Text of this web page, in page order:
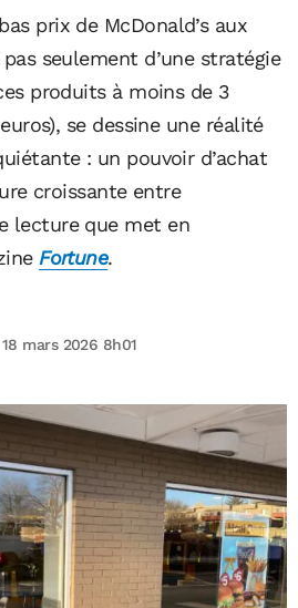
prix de McDonald’s aux
seulement d’une stratégie
produits à moins de 3
se dessine une réalité
: un pouvoir d’achat
croissante entre
lecture que met en
Fortune.
mars 2026 8h01